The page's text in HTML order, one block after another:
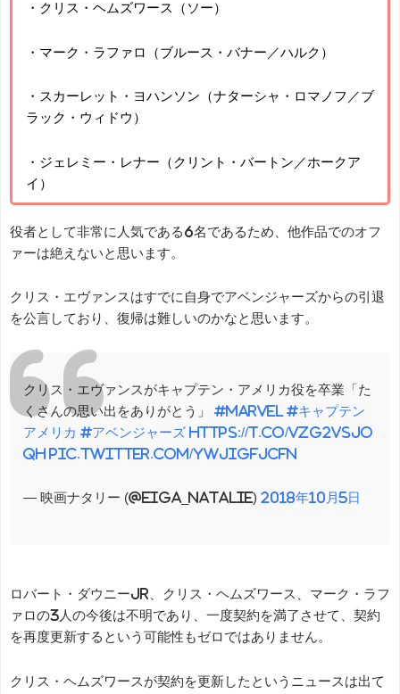
・クリス・ヘムズワース（ソー）
・マーク・ラファロ（ブルース・バナー／ハルク）
・スカーレット・ヨハンソン（ナターシャ・ロマノフ／ブ
ラック・ウィドウ）
・ジェレミー・レナー（クリント・バートン／ホークア
イ）
役者として非常に人気である6名であるため、他作品でのオフ
ァーは絶えないと思います。
クリス・エヴァンスはすでに自身でアベンジャーズからの引退
を公言しており、復帰は難しいのかなと思います。
クリス・エヴァンスがキャプテン・アメリカ役を卒業「た
くさんの思い出をありがとう」 #Marvel
#キャプテン
アメリカ #アベンジャーズ https://t.co/VZg2vSJO
qh pic.twitter.com/yWJIgFjCFN
— 映画ナタリー (@eiga_natalie) 2018年10月5日
ロバート・ダウニーJr、クリス・ヘムズワース、マーク・ラフ
ァロの3人の今後は不明であり、一度契約を満了させて、契約
を再度更新するという可能性もゼロではありません。
クリス・ヘムズワースが契約を更新したというニュースは出て